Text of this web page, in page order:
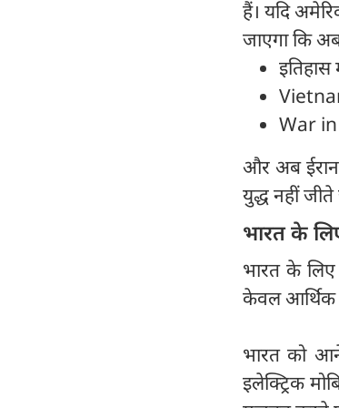
हैं। यदि
जाएगा कि
War in
और अब
युद्ध नहीं
भारत के
भारत के लिए
केवल आर्थिक
भारत को
इलेक्ट्रिक